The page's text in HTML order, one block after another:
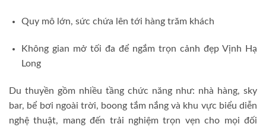
Quy mô lớn, sức chứa lên tới hàng trăm khách
Không gian mở tối đa để ngắm trọn cảnh đẹp Vịnh Hạ
Long
Du thuyền gồm nhiều tầng chức năng như: nhà hàng, sky
bar, bể bơi ngoài trời, boong tắm nắng và khu vực biểu diễn
nghệ thuật, mang đến trải nghiệm trọn vẹn cho mọi đối